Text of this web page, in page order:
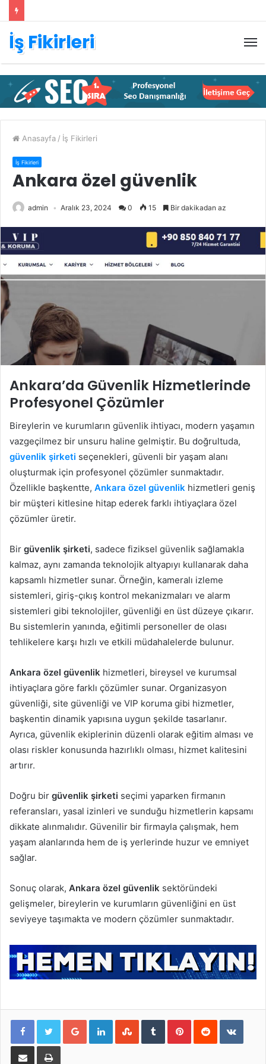
İş Fikirleri
Anasayfa / İş Fikirleri
İş Fikirleri
Ankara özel güvenlik
admin Aralık 23, 2024 0 15 Bir dakikadan az
Ankara’da Güvenlik Hizmetlerinde
Profesyonel Çözümler
Bireylerin ve kurumların güvenlik ihtiyacı, modern yaşamın
vazgeçilmez bir unsuru haline gelmiştir. Bu doğrultuda,
güvenlik şirketi seçenekleri, güvenli bir yaşam alanı
oluşturmak için profesyonel çözümler sunmaktadır.
Özellikle başkentte, Ankara özel güvenlik hizmetleri geniş
bir müşteri kitlesine hitap ederek farklı ihtiyaçlara özel
çözümler üretir.
Bir güvenlik şirketi, sadece fiziksel güvenlik sağlamakla
kalmaz, aynı zamanda teknolojik altyapıyı kullanarak daha
kapsamlı hizmetler sunar. Örneğin, kameralı izleme
sistemleri, giriş-çıkış kontrol mekanizmaları ve alarm
sistemleri gibi teknolojiler, güvenliği en üst düzeye çıkarır.
Bu sistemlerin yanında, eğitimli personeller de olası
tehlikelere karşı hızlı ve etkili müdahalelerde bulunur.
Ankara özel güvenlik hizmetleri, bireysel ve kurumsal
ihtiyaçlara göre farklı çözümler sunar. Organizasyon
güvenliği, site güvenliği ve VIP koruma gibi hizmetler,
başkentin dinamik yapısına uygun şekilde tasarlanır.
Ayrıca, güvenlik ekiplerinin düzenli olarak eğitim alması ve
olası riskler konusunda hazırlıklı olması, hizmet kalitesini
artırır.
Doğru bir güvenlik şirketi seçimi yaparken firmanın
referansları, yasal izinleri ve sunduğu hizmetlerin kapsamı
dikkate alınmalıdır. Güvenilir bir firmayla çalışmak, hem
yaşam alanlarında hem de iş yerlerinde huzur ve emniyet
sağlar.
Sonuç olarak, Ankara özel güvenlik sektöründeki
gelişmeler, bireylerin ve kurumların güvenliğini en üst
seviyeye taşımakta ve modern çözümler sunmaktadır.
Google+ LinkedIn StumbleUpon Tumblr Pinterest Reddit
E-Posta ile paylaş Yazdır